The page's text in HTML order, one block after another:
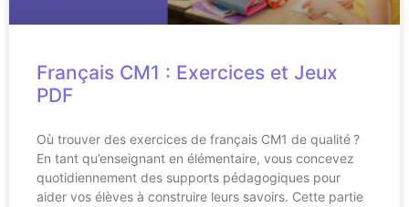
Français CM1 : Exercices et Jeux
PDF
Où trouver des exercices de français CM1 de qualité ?
En tant qu’enseignant en élémentaire, vous concevez
quotidiennement des supports pédagogiques pour
aider vos élèves à construire leurs savoirs. Cette partie